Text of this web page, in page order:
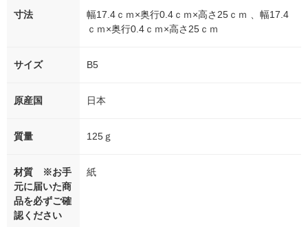
寸法
幅17.4ｃｍ×奥行0.4ｃｍ×高さ25ｃｍ 、幅17.4
ｃｍ×奥行0.4ｃｍ×高さ25ｃｍ
サイズ B5
原産国 日本
質量 125ｇ
材質 ※お手
元に届いた商
品を必ずご確
認ください
紙